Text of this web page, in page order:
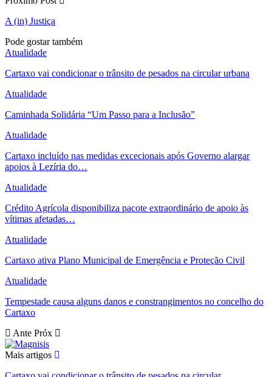
A (in) Justiça
Pode gostar também
Atualidade
Cartaxo vai condicionar o trânsito de pesados na circular urbana
Atualidade
Caminhada Solidária “Um Passo para a Inclusão”
Atualidade
Cartaxo incluído nas medidas excecionais após Governo alargar
apoios à Lezíria do…
Atualidade
Crédito Agrícola disponibiliza pacote extraordinário de apoio às
vítimas afetadas…
Atualidade
Cartaxo ativa Plano Municipal de Emergência e Proteção Civil
Atualidade
Tempestade causa alguns danos e constrangimentos no concelho do
Cartaxo
Ante Próx
Mais artigos